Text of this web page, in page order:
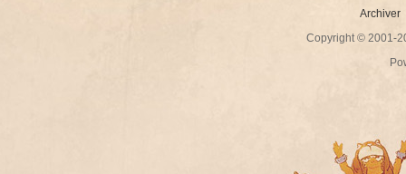
Archiver
Copyright © 2001-